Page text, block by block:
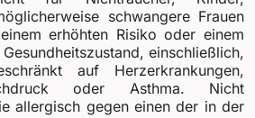
schwangere Frauen
erhöhten Risiko oder einem
einschließlich,
auf Herzerkrankungen,
oder Asthma. Nicht
allergisch gegen einen der in der